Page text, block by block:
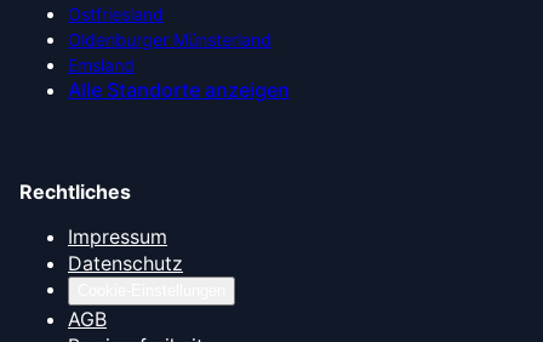
Ostfriesland
Oldenburger Münsterland
Emsland
Alle Standorte anzeigen
Rechtliches
Impressum
Datenschutz
AGB